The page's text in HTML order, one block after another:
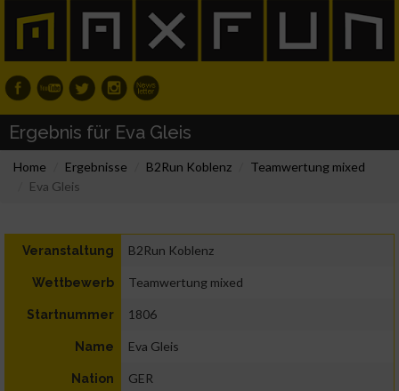
Ergebnis für Eva Gleis
Home Ergebnisse B2Run Koblenz
Teamwertung mixed
Eva Gleis
Veranstaltung B2Run Koblenz
Wettbewerb Teamwertung mixed
Startnummer 1806
Name Eva Gleis
Nation GER